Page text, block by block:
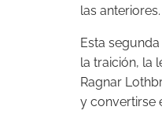
las anteriores.
Esta
la traición, la
Ragnar
y convertirse